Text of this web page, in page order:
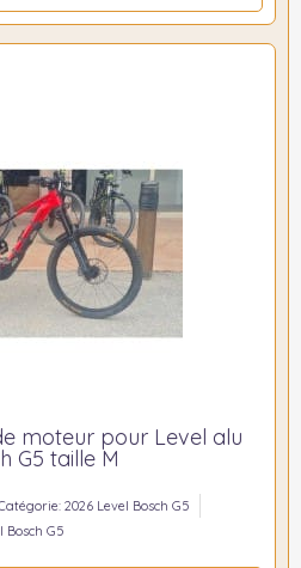
moteur pour Level alu
G5 taille M
2026 Level Bosch G5
Bosch G5